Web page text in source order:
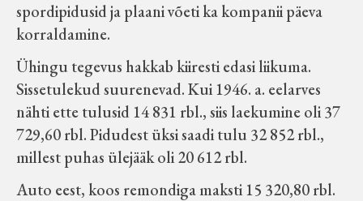
spordipidusid ja plaani võeti ka kompanii päeva
korraldamine.
Ühingu tegevus hakkab kiiresti edasi liikuma.
Sissetulekud suurenevad. Kui 1946. a. eelarves
nähti ette tulusid 14 831 rbl., siis laekumine oli 37
729,60 rbl. Pidudest üksi saadi tulu 32 852 rbl.,
millest puhas ülejääk oli 20 612 rbl.
Auto eest, koos remondiga maksti 15 320,80 rbl.